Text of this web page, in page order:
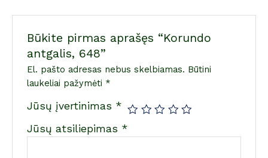
Būkite pirmas aprašęs “Korundo
antgalis, 648”
El. pašto adresas nebus skelbiamas. Būtini
laukeliai pažymėti *
Jūsų įvertinimas *
Jūsų atsiliepimas *